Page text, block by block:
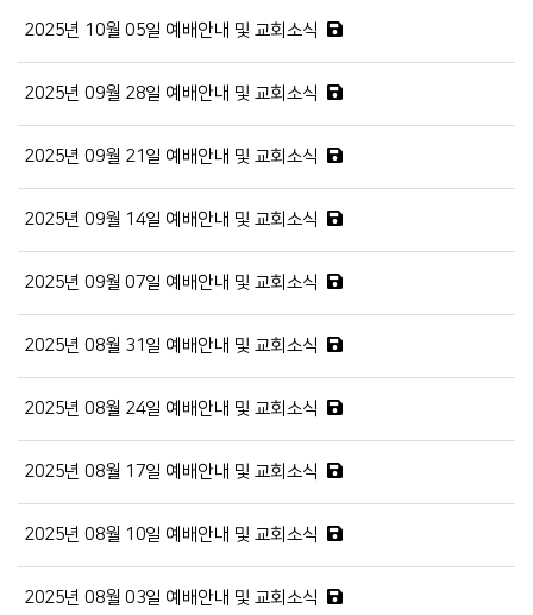
2025년 10월 05일 예배안내 및 교회소식
2025년 09월 28일 예배안내 및 교회소식
2025년 09월 21일 예배안내 및 교회소식
2025년 09월 14일 예배안내 및 교회소식
2025년 09월 07일 예배안내 및 교회소식
2025년 08월 31일 예배안내 및 교회소식
2025년 08월 24일 예배안내 및 교회소식
2025년 08월 17일 예배안내 및 교회소식
2025년 08월 10일 예배안내 및 교회소식
2025년 08월 03일 예배안내 및 교회소식